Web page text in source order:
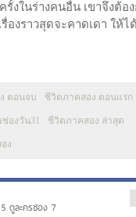
รั้งในร่างคนอื่น เขาจึงต้อ
งราวสุดจะคาดเดา ให้ไ
ตอนจบ ชีวิตภาคสอง ตอนแรก
องวัน31 ชีวิตภาคสอง ล่าสุด
ง
ดูละครช่อง 7